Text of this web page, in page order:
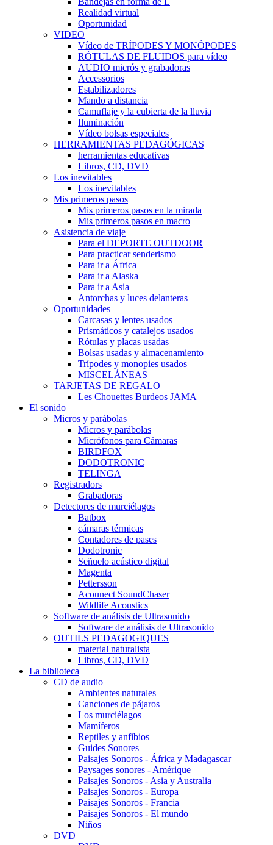
Realidad virtual
Oportunidad
VIDEO
Vídeo de TRÍPODES Y MONÓPODES
RÓTULAS DE FLUIDOS para vídeo
AUDIO micrós y grabadoras
Accessorios
Estabilizadores
Mando a distancia
Camuflaje y la cubierta de la lluvia
Iluminación
Vídeo bolsas especiales
HERRAMIENTAS PEDAGÓGICAS
herramientas educativas
Libros, CD, DVD
Los inevitables
Los inevitables
Mis primeros pasos
Mis primeros pasos en la mirada
Mis primeros pasos en macro
Asistencia de viaje
Para el DEPORTE OUTDOOR
Para practicar senderismo
Para ir a África
Para ir a Alaska
Para ir a Asia
Antorchas y luces delanteras
Oportunidades
Carcasas y lentes usados
Prismáticos y catalejos usados
Rótulas y placas usadas
Bolsas usadas y almacenamiento
Trípodes y monopies usados
MISCELÁNEAS
TARJETAS DE REGALO
Les Chouettes Burdeos JAMA
El sonido
Micros y parábolas
Micros y parábolas
Micrófonos para Cámaras
BIRDFOX
DODOTRONIC
TELINGA
Registradors
Grabadoras
Detectores de murciélagos
Batbox
cámaras térmicas
Contadores de pases
Dodotronic
Señuelo acústico digital
Magenta
Pettersson
Acounect SoundChaser
Wildlife Acoustics
Software de análisis de Ultrasonido
Software de análisis de Ultrasonido
OUTILS PEDAGOGIQUES
material naturalista
Libros, CD, DVD
La biblioteca
CD de audio
Ambientes naturales
Canciones de pájaros
Los murciélagos
Mamíferos
Reptiles y anfibios
Guides Sonores
Paisajes Sonoros - África y Madagascar
Paysages sonores - Amérique
Paisajes Sonoros - Asia y Australia
Paisajes Sonoros - Europa
Paisajes Sonoros - Francia
Paisajes Sonoros - El mundo
Niños
DVD